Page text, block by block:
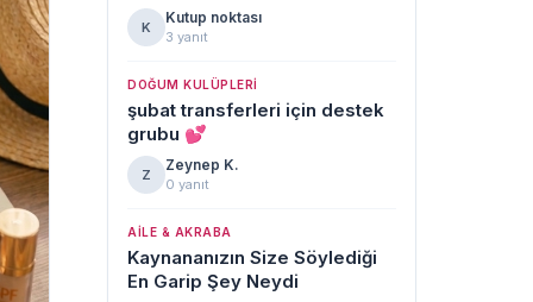
K
Kutup noktası
3 yanıt
DOĞUM KULÜPLERI
şubat transferleri için destek
grubu 💕
Z
Zeynep K.
0 yanıt
AILE & AKRABA
Kaynananızın Size Söylediği
En Garip Şey Neydi